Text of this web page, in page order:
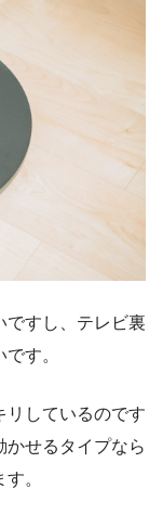
ですし、テレビ裏
す。
リしているのです
かせるタイプなら
。